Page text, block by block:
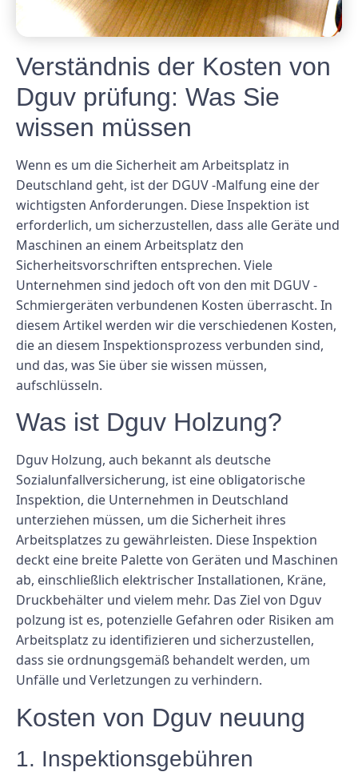
Verständnis der Kosten von
Dguv prüfung: Was Sie
wissen müssen
Wenn es um die Sicherheit am Arbeitsplatz in
Deutschland geht, ist der DGUV -Malfung eine der
wichtigsten Anforderungen. Diese Inspektion ist
erforderlich, um sicherzustellen, dass alle Geräte und
Maschinen an einem Arbeitsplatz den
Sicherheitsvorschriften entsprechen. Viele
Unternehmen sind jedoch oft von den mit DGUV -
Schmiergeräten verbundenen Kosten überrascht. In
diesem Artikel werden wir die verschiedenen Kosten,
die an diesem Inspektionsprozess verbunden sind,
und das, was Sie über sie wissen müssen,
aufschlüsseln.
Was ist Dguv Holzung?
Dguv Holzung, auch bekannt als deutsche
Sozialunfallversicherung, ist eine obligatorische
Inspektion, die Unternehmen in Deutschland
unterziehen müssen, um die Sicherheit ihres
Arbeitsplatzes zu gewährleisten. Diese Inspektion
deckt eine breite Palette von Geräten und Maschinen
ab, einschließlich elektrischer Installationen, Kräne,
Druckbehälter und vielem mehr. Das Ziel von Dguv
polzung ist es, potenzielle Gefahren oder Risiken am
Arbeitsplatz zu identifizieren und sicherzustellen,
dass sie ordnungsgemäß behandelt werden, um
Unfälle und Verletzungen zu verhindern.
Kosten von Dguv neuung
1. Inspektionsgebühren